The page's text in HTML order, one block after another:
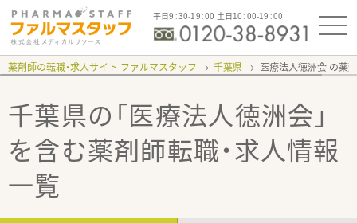
平日9：30-19：00 土日10：00-19：00
薬剤師の転職・求人サイト ファルマスタッフ 千葉県 医療法人徳洲会
千葉県の「医療法人徳洲会」
を含む薬剤師転職・求人情報
一覧